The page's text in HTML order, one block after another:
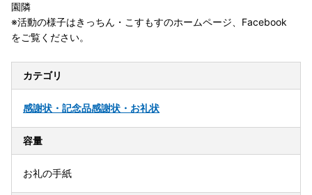
園隣
※活動の様子はきっちん・こすもすのホームページ、Facebook
をご覧ください。
カテゴリ
感謝状・記念品感謝状・お礼状
容量
お礼の手紙